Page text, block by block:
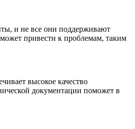
и не все они поддерживают
привести к проблемам, таким
высокое качество
документации поможет в